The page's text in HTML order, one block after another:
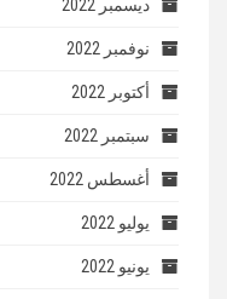
ديسمبر 2022
نوفمبر 2022
أكتوبر 2022
سبتمبر 2022
أغسطس 2022
يوليو 2022
يونيو 2022